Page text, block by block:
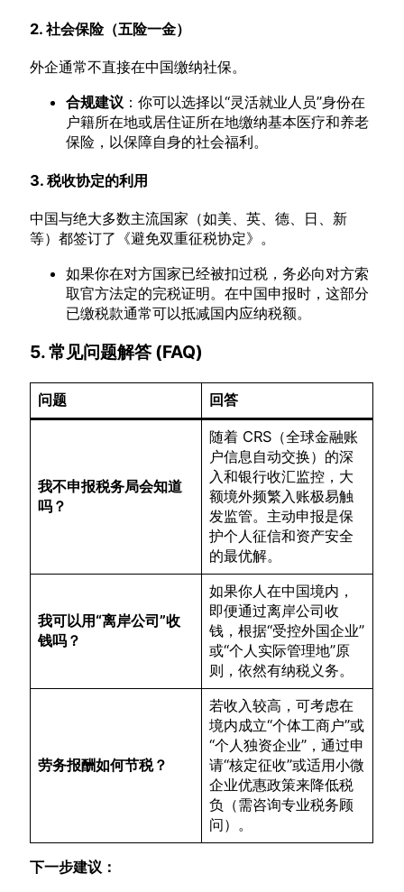
2. 社会保险（五险一金）
外企通常不直接在中国缴纳社保。
合规建议 ：你可以选择以“灵活就业人员”身份在
户籍所在地或居住证所在地缴纳基本医疗和养老
保险，以保障自身的社会福利。
3. 税收协定的利用
中国与绝大多数主流国家（如美、英、德、日、新
等）都签订了《避免双重征税协定》。
如果你在对方国家已经被扣过税，务必向对方索
取官方法定的完税证明。在中国申报时，这部分
已缴税款通常可以抵减国内应纳税额。
5. 常见问题解答 (FAQ)
问题 回答
我不申报税务局会知道
吗？
随着 CRS（全球金融账
户信息自动交换）的深
入和银行收汇监控，大
额境外频繁入账极易触
发监管。主动申报是保
护个人征信和资产安全
的最优解。
我可以用“离岸公司”收
钱吗？
如果你人在中国境内，
即便通过离岸公司收
钱，根据“受控外国企业”
或“个人实际管理地”原
则，依然有纳税义务。
劳务报酬如何节税？
若收入较高，可考虑在
境内成立“个体工商户”或
“个人独资企业”，通过申
请“核定征收”或适用小微
企业优惠政策来降低税
负（需咨询专业税务顾
问）。
下一步建议：